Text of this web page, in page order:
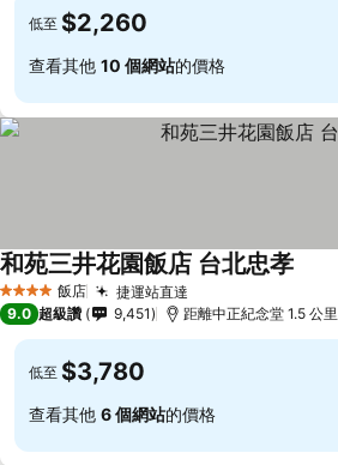
低至 $2,260
查看其他 10 個網站的價格
4 星級 飯店 捷運站直達
和苑三井花園飯店 台北忠孝
9.0 超級讚 9,451 距離中正紀念堂 1.5 公里
低至 $3,780
查看其他 6 個網站的價格